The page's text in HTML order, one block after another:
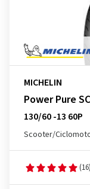
MICHELIN
Power Pure
130/60 -13 60P
Scooter/
(16)